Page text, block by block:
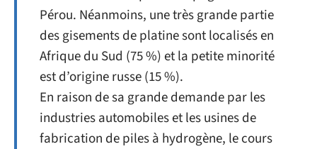
Pérou. Néanmoins, une très grande partie
des gisements de platine sont localisés en
Afrique du Sud (75 %) et la petite minorité
est d’origine russe (15 %).
En raison de sa grande demande par les
industries automobiles et les usines de
fabrication de piles à hydrogène, le cours